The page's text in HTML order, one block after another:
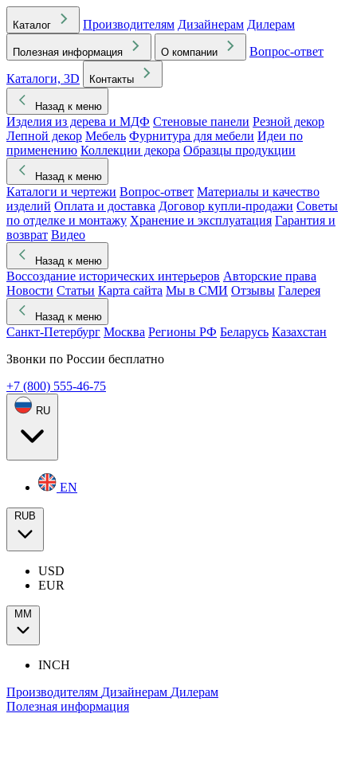
Каталог Производителям Дизайнерам Дилерам
Полезная информация О компании
Вопрос-ответ
Каталоги, 3D
Контакты
Назад к меню
Изделия из дерева и МДФ Стеновые панели Резной декор
Лепной декор Мебель Фурнитура для мебели Идеи по
применению Коллекции декора Образцы продукции
Назад к меню
Каталоги и чертежи Вопрос-ответ Материалы и качество
изделий Оплата и доставка Договор купли-продажи Советы
по отделке и монтажу Хранение и эксплуатация Гарантия и
возврат Видео
Назад к меню
Воссоздание исторических интерьеров Авторские права
Новости Статьи Карта сайта Мы в СМИ Отзывы Галерея
Назад к меню
Санкт-Петербург Москва Регионы РФ Беларусь Казахстан
Звонки по России бесплатно
+7 (800) 555-46-75
RU
EN
RUB
USD
EUR
ММ
INCH
Производителям Дизайнерам Дилерам
Полезная информация